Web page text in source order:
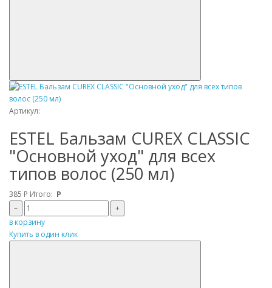
Артикул:
ESTEL Бальзам CUREX CLASSIC
"Основной уход" для всех
типов волос (250 мл)
385 Р Итого: Р
–
+
в корзину
Купить в один клик